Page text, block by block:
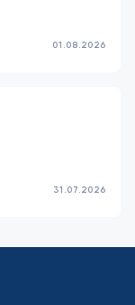
01.08.2026
31.07.2026